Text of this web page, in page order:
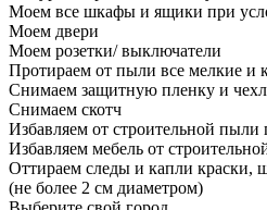
Моем все шкафы и ящики при
Моем двери
Моем розетки/ выключатели
Протираем от пыли все мелкие и
Снимаем защитную пленку и
Снимаем скотч
Избавляем от строительной пыли
Избавляем мебель от
Оттираем следы и капли краски,
(не более 2 см диаметром)